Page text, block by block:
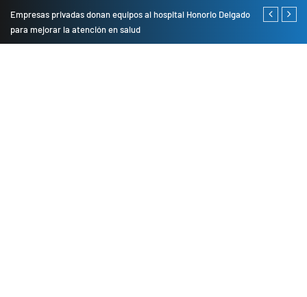
Empresas privadas donan equipos al hospital Honorio Delgado
para mejorar la atención en salud
Cambio de